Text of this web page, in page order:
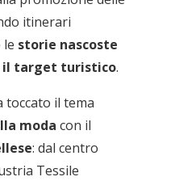
itinerari
le storie nascoste
il target turistico.
toccato il tema
moda con il
: dal centro
Tessile